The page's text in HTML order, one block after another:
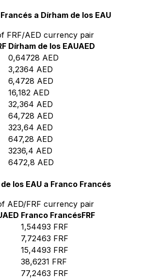
a Dírham de los EAU
FRF/AED currency pair
Dírham de los EAUAED
0,64728 AED
3,2364 AED
6,4728 AED
16,182 AED
32,364 AED
64,728 AED
323,64 AED
647,28 AED
3236,4 AED
6472,8 AED
los EAU a Franco Francés
AED/FRF currency pair
AED Franco FrancésFRF
1,54493 FRF
7,72463 FRF
15,4493 FRF
38,6231 FRF
77,2463 FRF